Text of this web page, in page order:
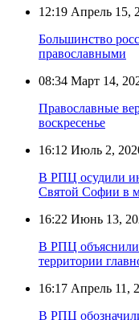
12:19 Апрель 15,
Большинство
православными
08:34 Март 14,
Православные
воскресенье
16:12 Июль 2,
В РПЦ осудили
Святой Софии в
16:22 Июнь 13,
В РПЦ объяснили
территории
16:17 Апрель 11,
В РПЦ